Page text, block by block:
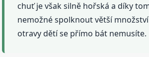
chuť je však silně hořská a díky
nemožné spolknout větší
otravy dětí se přímo bát nemusíte.